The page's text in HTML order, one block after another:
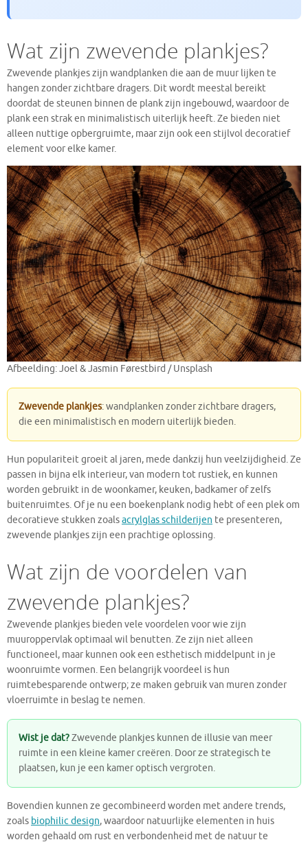
Wat zijn zwevende plankjes?
Zwevende plankjes zijn wandplanken die aan de muur lijken te
hangen zonder zichtbare dragers. Dit wordt meestal bereikt
doordat de steunen binnen de plank zijn ingebouwd, waardoor de
plank een strak en minimalistisch uiterlijk heeft. Ze bieden niet
alleen nuttige opbergruimte, maar zijn ook een stijlvol decoratief
element voor elke kamer.
Afbeelding: Joel & Jasmin Førestbird / Unsplash
Zwevende plankjes: wandplanken zonder zichtbare dragers,
die een minimalistisch en modern uiterlijk bieden.
Hun populariteit groeit al jaren, mede dankzij hun veelzijdigheid. Ze
passen in bijna elk interieur, van modern tot rustiek, en kunnen
worden gebruikt in de woonkamer, keuken, badkamer of zelfs
buitenruimtes. Of je nu een boekenplank nodig hebt of een plek om
decoratieve stukken zoalsacrylglas schilderijen te presenteren,
zwevende plankjes zijn een prachtige oplossing.
Wat zijn de voordelen van
zwevende plankjes?
Zwevende plankjes bieden vele voordelen voor wie zijn
muuroppervlak optimaal wil benutten. Ze zijn niet alleen
functioneel, maar kunnen ook een esthetisch middelpunt in je
woonruimte vormen. Een belangrijk voordeel is hun
ruimtebesparende ontwerp; ze maken gebruik van muren zonder
vloerruimte in beslag te nemen.
Wist je dat?Zwevende plankjes kunnen de illusie van meer
ruimte in een kleine kamer creëren. Door ze strategisch te
plaatsen, kun je een kamer optisch vergroten.
Bovendien kunnen ze gecombineerd worden met andere trends,
zoals biophilic design, waardoor natuurlijke elementen in huis
worden gehaald om rust en verbondenheid met de natuur te